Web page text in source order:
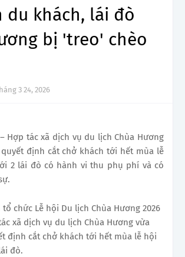
du khách, lái đò
bị 'treo' chèo
3 24, 2026
Hợp tác xã dịch vụ du lịch Chùa Hương
định cắt chở khách tới hết mùa lễ
2 lái đò có hành vi thu phụ phí và có
tổ chức Lễ hội Du lịch Chùa Hương 2026
xã dịch vụ du lịch Chùa Hương vừa
định cắt chở khách tới hết mùa lễ hội
đò.